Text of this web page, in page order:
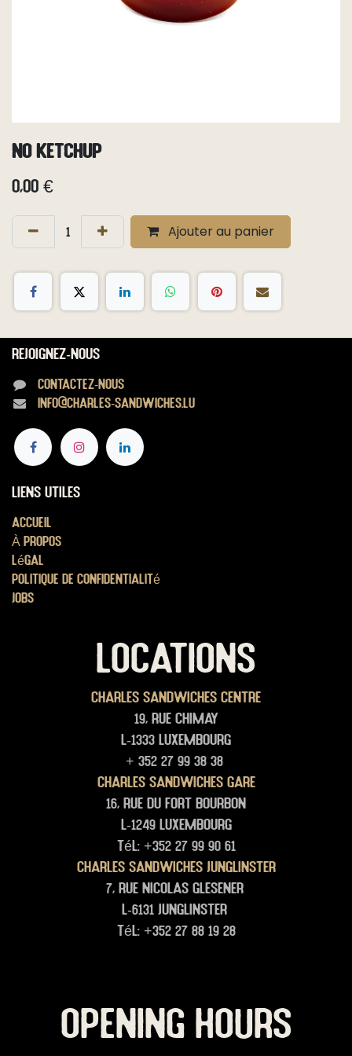
No Ketchup
0,00 €
Ajouter au panier
Rejoignez-nous
Contactez-nous
info@charles-sandwiches.lu
Liens utiles
Accueil
À propos
Légal
Politique de confidentialité
Jobs
LOCATIONS
Charles Sandwiches Centre
19, rue Chimay
L-1333 Luxembourg
+ 352 27 99 38 38
Charles Sandwiches Gare
16, rue du Fort Bourbon
L-1249 Luxembourg
Tél: +352 27 99 90 61
Charles Sandwiches junglinster
7, rue Nicolas glesener
L-6131 junglinster
Tél: +352 27 88 19 28
OPENING HOURS